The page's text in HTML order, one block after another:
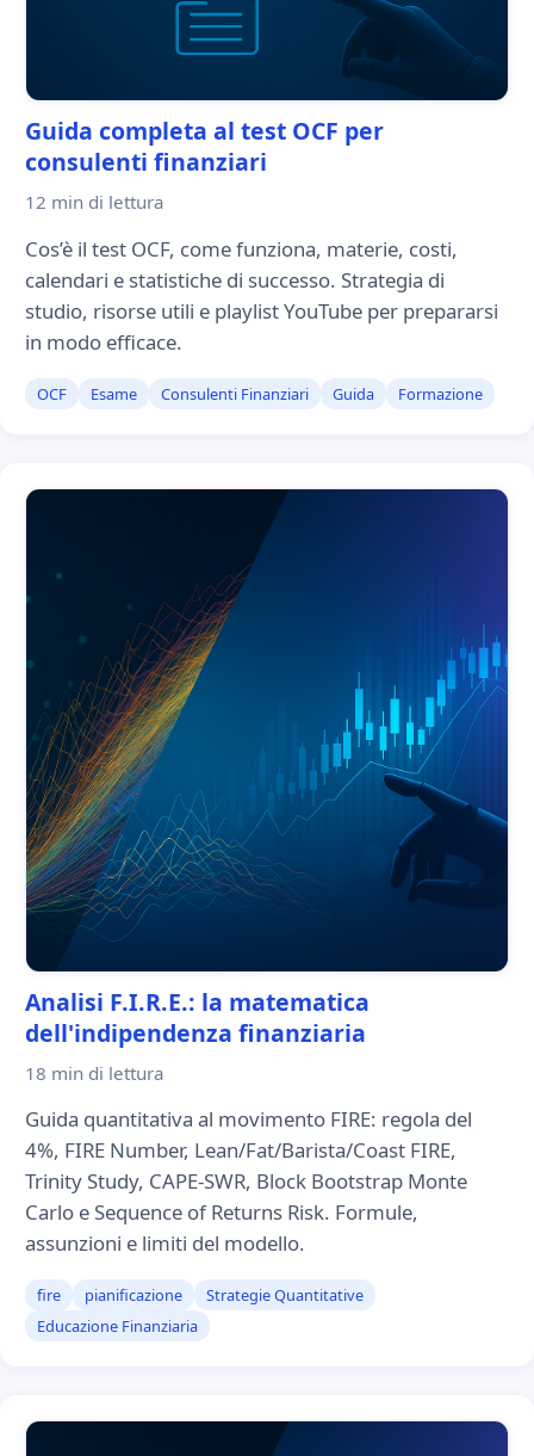
Guida completa al test OCF per
consulenti finanziari
12 min di lettura
Cos’è il test OCF, come funziona, materie, costi,
calendari e statistiche di successo. Strategia di
studio, risorse utili e playlist YouTube per prepararsi
in modo efficace.
OCF Esame Consulenti Finanziari Guida Formazione
Analisi F.I.R.E.: la matematica
dell'indipendenza finanziaria
18 min di lettura
Guida quantitativa al movimento FIRE: regola del
4%, FIRE Number, Lean/Fat/Barista/Coast FIRE,
Trinity Study, CAPE-SWR, Block Bootstrap Monte
Carlo e Sequence of Returns Risk. Formule,
assunzioni e limiti del modello.
fire pianificazione
Strategie Quantitative
Educazione Finanziaria